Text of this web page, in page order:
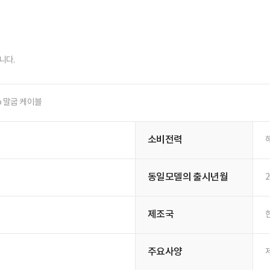
다.
말굽 케이블
소비전력
동일모델의 출시년월
제조국
주요사양